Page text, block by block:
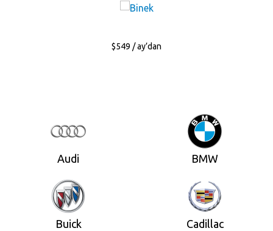
$549 / ay’dan
Audi BMW
Buick Cadillac